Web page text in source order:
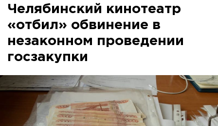
Челябинский кинотеатр
«отбил» обвинение в
незаконном проведении
госзакупки